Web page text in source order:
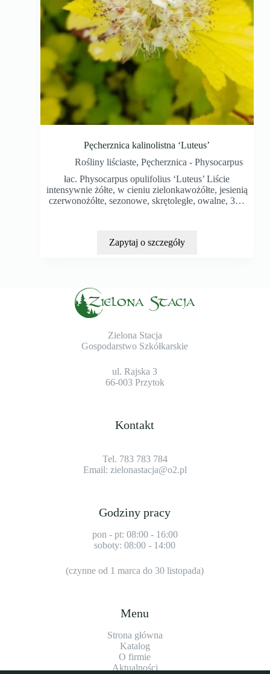
Pęcherznica kalinolistna ‘Luteus’
Rośliny liściaste,Pęcherznica - Physocarpus
łac. Physocarpus opulifolius ‘Luteus’ Liście
intensywnie żółte, w cieniu zielonkawożółte, jesienią
czerwonożółte, sezonowe, skrętoległe, owalne, 3…
Zapytaj o szczegóły
Zielona Stacja
Gospodarstwo Szkółkarskie
ul. Rajska 3
66-003 Przytok
Kontakt
Tel. 783 783 784
Email: zielonastacja@o2.pl
Godziny pracy
pon - pt: 08:00 - 16:00
soboty: 08:00 - 14:00
(czynne od 1 marca do 30 listopada)
Menu
Strona główna
Katalog
O firmie
Aktualności